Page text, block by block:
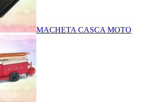
MACHETA CASCA MOTO